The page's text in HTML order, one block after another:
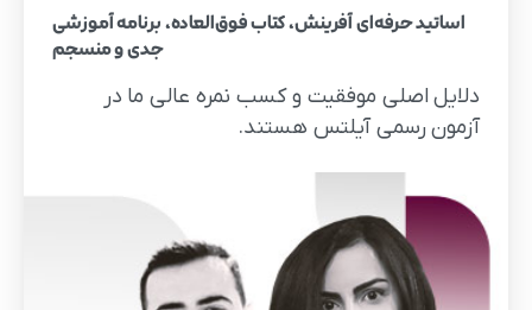
اساتید حرفه‌ای آفرینش، کتاب فوق‌العاده، برنامه آموزشی
جدی و منسجم
دلایل اصلی موفقیت و کسب نمره عالی ما در
آزمون رسمی آیلتس هستند.